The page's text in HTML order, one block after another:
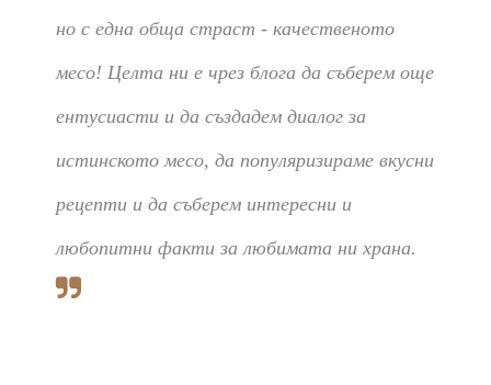
но с една обща страст - качественото
месо! Целта ни е чрез блога да съберем още
ентусиасти и да създадем диалог за
истинското месо, да популяризираме вкусни
рецепти и да съберем интересни и
любопитни факти за любимата ни храна.